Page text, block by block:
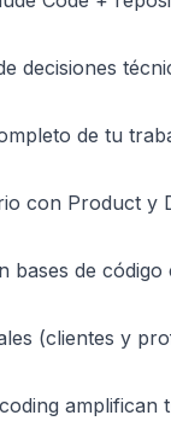
decisiones
de tu
con Product y
bases de
(clientes y
amplifican